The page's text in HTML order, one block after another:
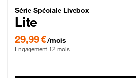
Série Spéciale
Série Spéciale Livebox
Lite
29,99 €/mois
Engagement 12 mois